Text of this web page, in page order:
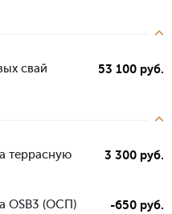
свай 53 100 руб.
террасную
3 300 руб.
OSB3 (ОСП) -650 руб.